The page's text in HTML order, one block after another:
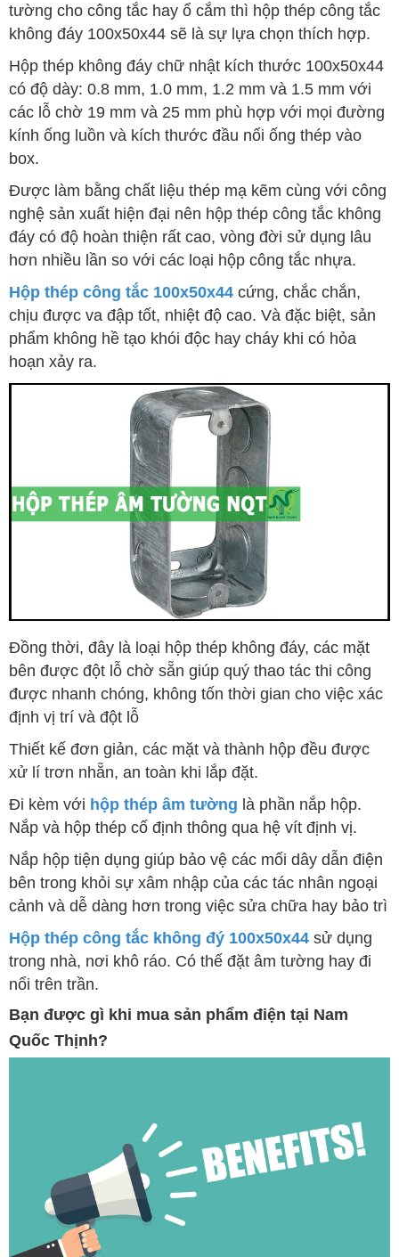
tường cho công tắc hay ổ cắm thì hộp thép công tắc
không đáy 100x50x44 sẽ là sự lựa chọn thích hợp.
Hộp thép không đáy chữ nhật kích thước 100x50x44
có độ dày: 0.8 mm, 1.0 mm, 1.2 mm và 1.5 mm với
các lỗ chờ 19 mm và 25 mm phù hợp với mọi đường
kính ống luồn và kích thước đầu nối ống thép vào
box.
Được làm bằng chất liệu thép mạ kẽm cùng với công
nghệ sản xuất hiện đại nên hộp thép công tắc không
đáy có độ hoàn thiện rất cao, vòng đời sử dụng lâu
hơn nhiều lần so với các loại hộp công tắc nhựa.
Hộp thép công tắc 100x50x44 cứng, chắc chắn,
chịu được va đập tốt, nhiệt độ cao. Và đặc biệt, sản
phẩm không hề tạo khói độc hay cháy khi có hỏa
hoạn xảy ra.
Đồng thời, đây là loại hộp thép không đáy, các mặt
bên được đột lỗ chờ sẵn giúp quý thao tác thi công
được nhanh chóng, không tốn thời gian cho việc xác
định vị trí và đột lỗ
Thiết kế đơn giản, các mặt và thành hộp đều được
xử lí trơn nhẵn, an toàn khi lắp đặt.
Đi kèm với hộp thép âm tường là phần nắp hộp.
Nắp và hộp thép cố định thông qua hệ vít định vị.
Nắp hộp tiện dụng giúp bảo vệ các mối dây dẫn điện
bên trong khỏi sự xâm nhập của các tác nhân ngoại
cảnh và dễ dàng hơn trong việc sửa chữa hay bảo trì
Hộp thép công tắc không đý 100x50x44 sử dụng
trong nhà, nơi khô ráo. Có thế đặt âm tường hay đi
nổi trên trần.
Bạn được gì khi mua sản phẩm điện tại Nam
Quốc Thịnh?